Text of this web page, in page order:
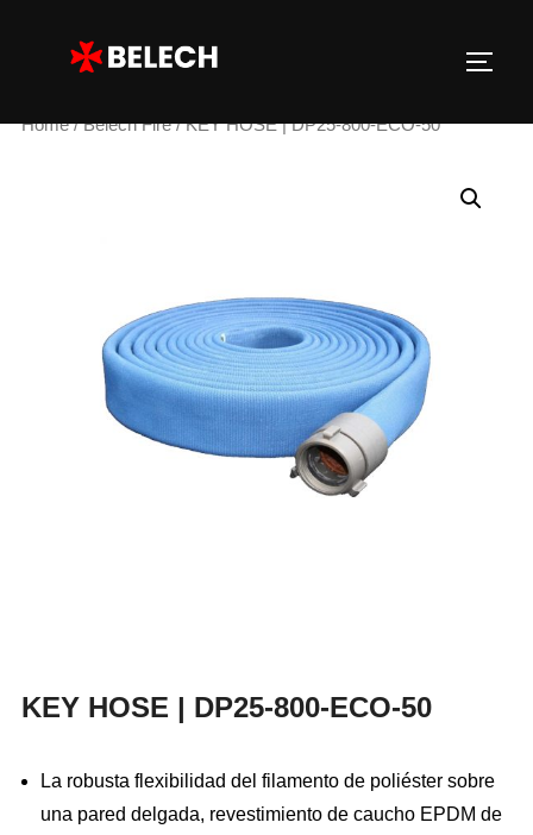
Home/Belech Fire/ KEY HOSE | DP25-800-ECO-50
KEY HOSE | DP25-800-ECO-50
La robusta flexibilidad del filamento de poliéster sobre
una pared delgada, revestimiento de caucho EPDM de